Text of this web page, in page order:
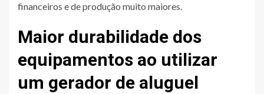
financeiros e de produção muito maiores.
Maior durabilidade dos
equipamentos ao utilizar
um gerador de aluguel